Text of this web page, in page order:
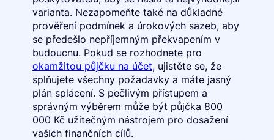
varianta. Nezapomeňte také na důkladné
prověření podmínek a úrokových sazeb, aby
se předešlo nepříjemným překvapením v
budoucnu. Pokud se rozhodnete pro
okamžitou půjčku na účet, ujistěte se, že
splňujete všechny požadavky a máte jasný
plán splácení. S pečlivým přístupem a
správným výběrem může být půjčka 800
000 Kč užitečným nástrojem pro dosažení
vašich finančních cílů.